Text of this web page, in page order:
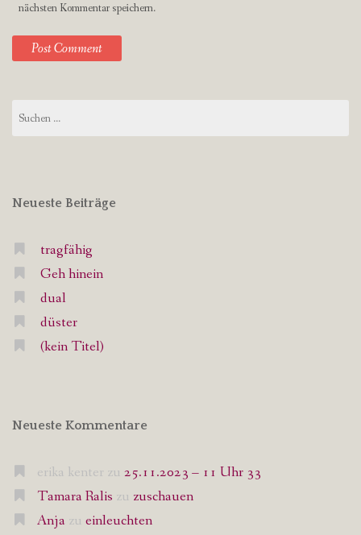
nächsten Kommentar speichern.
nach:
Neueste Beiträge
tragfähig
Geh hinein
dual
düster
(kein Titel)
Neueste Kommentare
erika kenter zu 25.11.2023 – 11 Uhr 33
Tamara Ralis zu zuschauen
Anja zu einleuchten